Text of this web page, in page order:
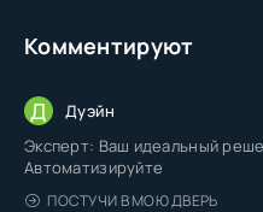
Комментируют
Д Дуэйн
Эксперт: Ваш идеальный
Автоматизируйте
ПОСТУЧИ В МОЮ ДВЕРЬ